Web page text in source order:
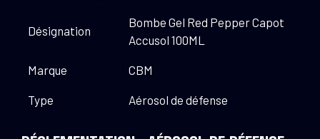
Désignation
Bombe Gel Red Pepper Capot
Accusol 100ML
Marque CBM
Type Aérosol de défense